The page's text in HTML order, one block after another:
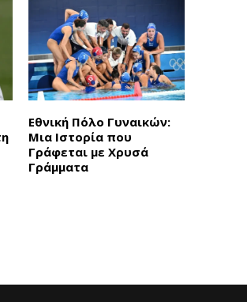
Εθνική Πόλο Γυναικών:
Μια Ιστορία που
Γράφεται με Χρυσά
Γράμματα